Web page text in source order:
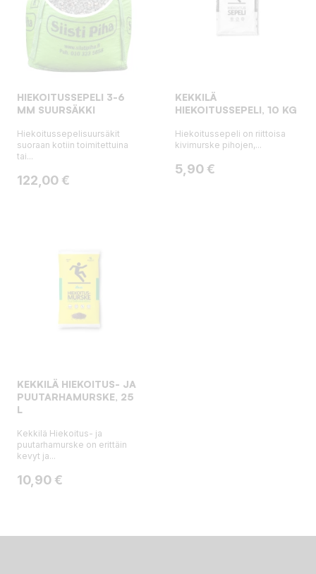
HIEKOITUSSEPELI 3-6
MM SUURSÄKKI
Hiekoitussepelisuursäkit
suoraan kotiin toimitettuina
tai...
Hinta
122,00 €
KEKKILÄ
HIEKOITUSSEPELI, 10 KG
Hiekoitussepeli on riittoisa
kivimurske pihojen,...
Hinta
5,90 €
KEKKILÄ HIEKOITUS- JA
PUUTARHAMURSKE, 25
L
Kekkilä Hiekoitus- ja
puutarhamurske on erittäin
kevyt ja...
Hinta
10,90 €